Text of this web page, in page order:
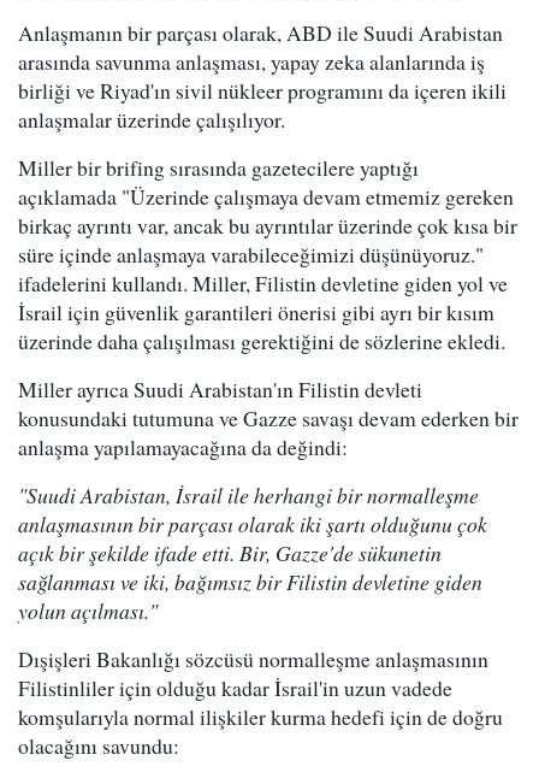
Anlaşmanın bir parçası olarak, ABD ile Suudi Arabistan
arasında savunma anlaşması, yapay zeka alanlarında iş
birliği ve Riyad'ın sivil nükleer programını da içeren ikili
anlaşmalar üzerinde çalışılıyor.
Miller bir brifing sırasında gazetecilere yaptığı
açıklamada "Üzerinde çalışmaya devam etmemiz gereken
birkaç ayrıntı var, ancak bu ayrıntılar üzerinde çok kısa bir
süre içinde anlaşmaya varabileceğimizi düşünüyoruz."
ifadelerini kullandı. Miller, Filistin devletine giden yol ve
İsrail için güvenlik garantileri önerisi gibi ayrı bir kısım
üzerinde daha çalışılması gerektiğini de sözlerine ekledi.
Miller ayrıca Suudi Arabistan'ın Filistin devleti
konusundaki tutumuna ve Gazze savaşı devam ederken bir
anlaşma yapılamayacağına da değindi:
"Suudi Arabistan, İsrail ile herhangi bir normalleşme
anlaşmasının bir parçası olarak iki şartı olduğunu çok
açık bir şekilde ifade etti. Bir, Gazze'de sükunetin
sağlanması ve iki, bağımsız bir Filistin devletine giden
yolun açılması."
Dışişleri Bakanlığı sözcüsü normalleşme anlaşmasının
Filistinliler için olduğu kadar İsrail'in uzun vadede
komşularıyla normal ilişkiler kurma hedefi için de doğru
olacağını savundu: